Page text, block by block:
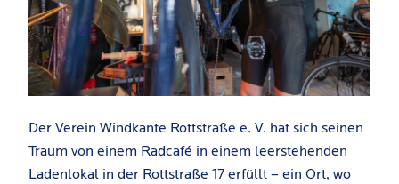
Der Verein Windkante Rottstraße e. V. hat sich seinen
Traum von einem Radcafé in einem leerstehenden
Ladenlokal in der Rottstraße 17 erfüllt – ein Ort, wo